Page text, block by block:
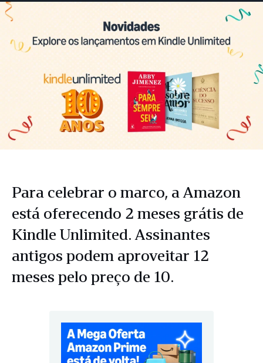
mail
Para celebrar o marco, a Amazon
está oferecendo 2 meses grátis de
Kindle Unlimited. Assinantes
antigos podem aproveitar 12
meses pelo preço de 10.